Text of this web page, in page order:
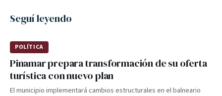
Seguí leyendo
POLÍTICA
Pinamar prepara transformación de su oferta
turística con nuevo plan
El municipio implementará cambios estructurales en el balneario